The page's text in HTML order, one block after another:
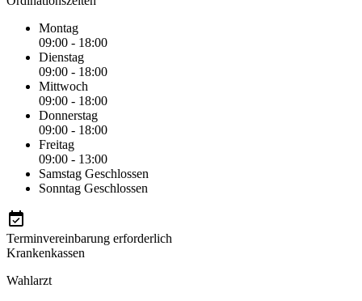
Montag
09:00 - 18:00
Dienstag
09:00 - 18:00
Mittwoch
09:00 - 18:00
Donnerstag
09:00 - 18:00
Freitag
09:00 - 13:00
Samstag Geschlossen
Sonntag Geschlossen
Terminvereinbarung erforderlich
Krankenkassen
Wahlarzt